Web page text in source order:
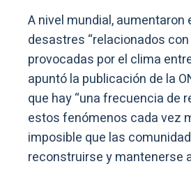
A nivel mundial, aumentaron
desastres “relacionados
provocadas por el clima
apuntó la publicación de la
que hay “una frecuencia de
estos fenómenos cada vez
imposible que las
reconstruirse y mantenerse